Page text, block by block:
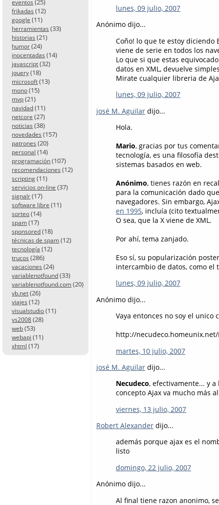
eventos (25)
frikadas (12)
google (11)
herramientas (33)
historias (21)
humor (24)
inocentadas (14)
javascript (32)
jquery (18)
microsoft (13)
mono (15)
mvp (21)
navidad (11)
netcore (27)
noticias (38)
novedades (157)
patrones (20)
personal (14)
programación (107)
recomendaciones (12)
scripting (11)
servicios on-line (37)
signalr (17)
software libre (11)
sorteo (14)
spam (17)
sponsored (18)
técnicas de spam (12)
tecnología (12)
trucos (286)
vacaciones (24)
variablenotfound (33)
variablenotfound.com (20)
vb.net (26)
viajes (12)
visualstudio (11)
vs2008 (28)
web (53)
webapi (11)
xhtml (17)
lunes, 09 julio, 2007
Anónimo dijo...
Coño! lo que te estoy diciendo
viene de serie en todos los
Lo que si que estas
datos en XML, devuelve
Mirate cualquier libreria de
lunes, 09 julio, 2007
josé M. Aguilar dijo...
Hola.
Mario, gracias por tus
tecnología, es una filosofía
sistemas basados en web.
Anónimo, tienes razón en
para la comunicación dado
navegadores. Sin embargo,
en 1995, incluía (cito
O sea, que la X viene de XML.
Por ahí, tema zanjado.
Eso sí, su popularización
intercambio de datos, como el
lunes, 09 julio, 2007
Anónimo dijo...
Vaya entonces no soy el unico
http://
martes, 10 julio, 2007
josé M. Aguilar dijo...
Necudeco, efectivamente... y
concepto Ajax va mucho más
viernes, 13 julio, 2007
Robert Alexander dijo...
además porque ajax es el
listo
domingo, 22 julio, 2007
Anónimo dijo...
Al final tiene razon anonimo,